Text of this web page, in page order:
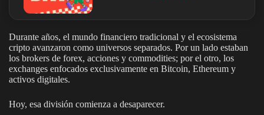
Durante años, el mundo financiero tradicional y el ecosistema
cripto avanzaron como universos separados. Por un lado estaban
los brokers de forex, acciones y commodities; por el otro, los
exchanges enfocados exclusivamente en Bitcoin, Ethereum y
activos digitales.
Hoy, esa división comienza a desaparecer.